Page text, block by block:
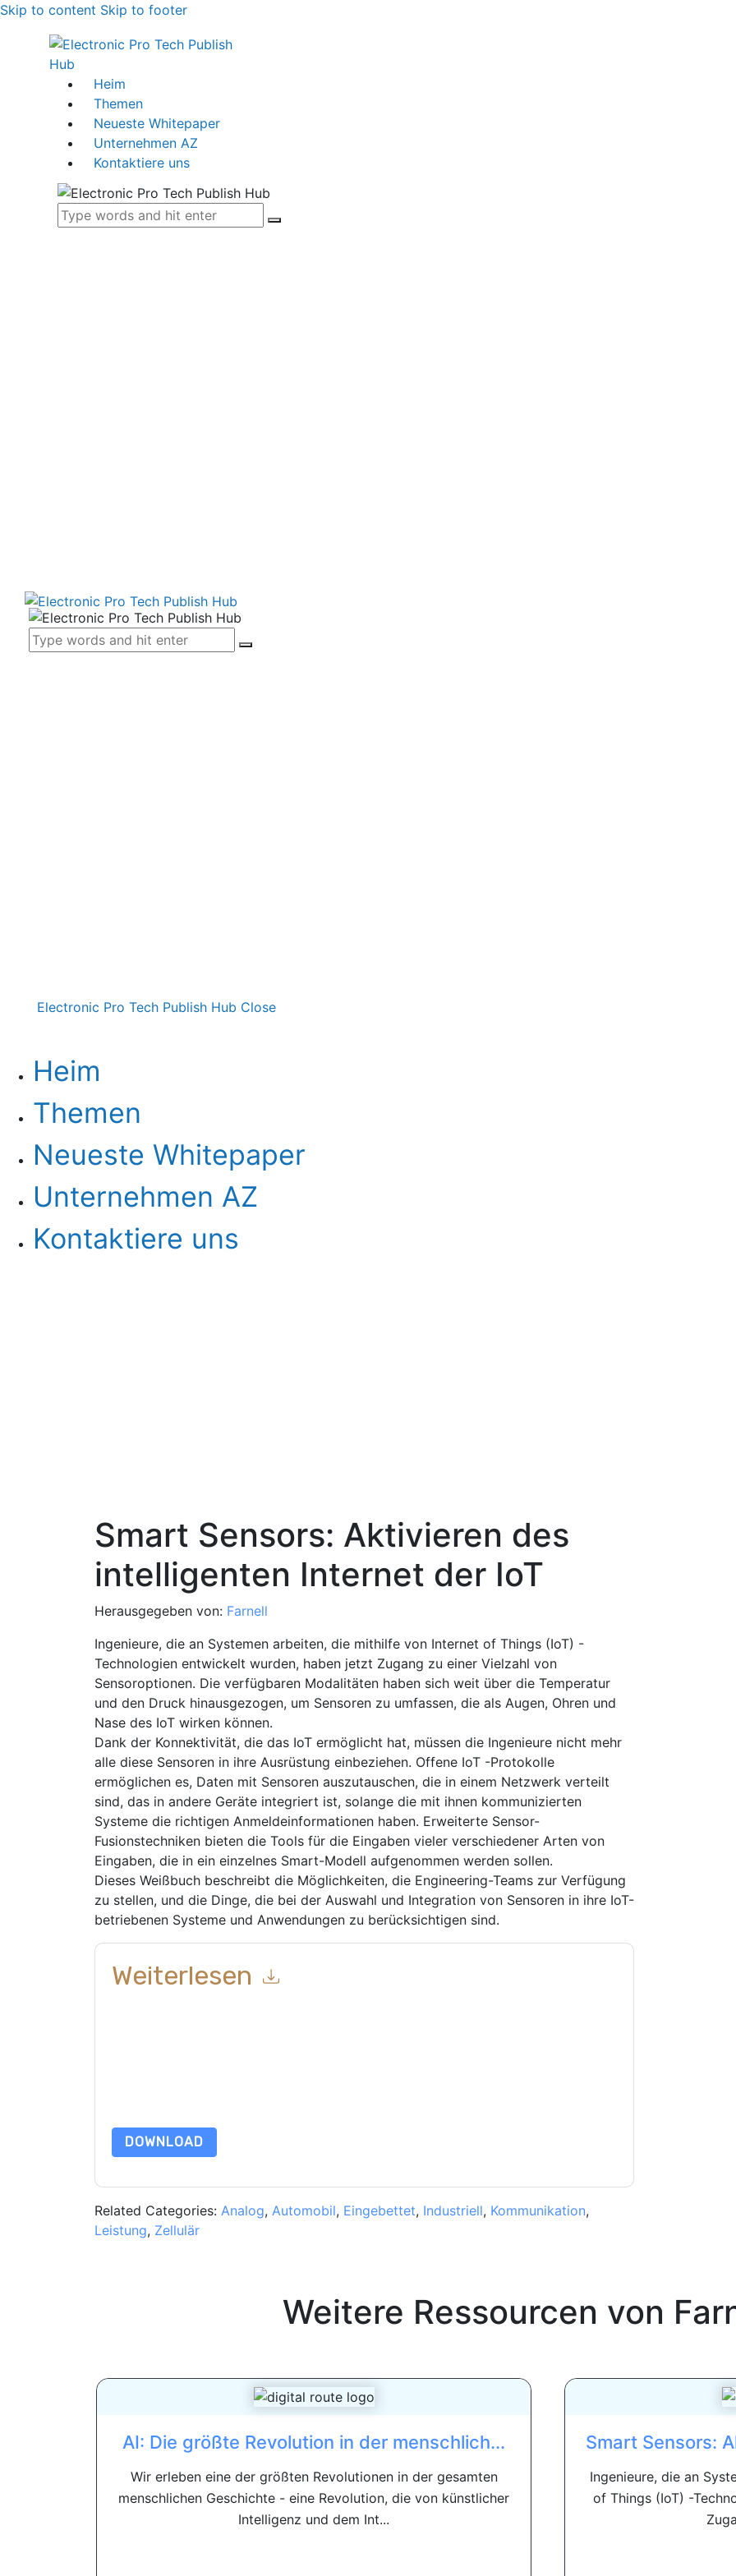
Skip to content Skip to footer
Heim
Themen
Neueste Whitepaper
Unternehmen AZ
Kontaktiere uns
Electronic Pro Tech Publish Hub Close
Heim
Themen
Neueste Whitepaper
Unternehmen AZ
Kontaktiere uns
Smart Sensors: Aktivieren des
intelligenten Internet der IoT
Herausgegeben von: Farnell
Ingenieure, die an Systemen arbeiten, die mithilfe von Internet of Things (IoT) -
Technologien entwickelt wurden, haben jetzt Zugang zu einer Vielzahl von
Sensoroptionen. Die verfügbaren Modalitäten haben sich weit über die Temperatur
und den Druck hinausgezogen, um Sensoren zu umfassen, die als Augen, Ohren und
Nase des IoT wirken können.
Dank der Konnektivität, die das IoT ermöglicht hat, müssen die Ingenieure nicht mehr
alle diese Sensoren in ihre Ausrüstung einbeziehen. Offene IoT -Protokolle
ermöglichen es, Daten mit Sensoren auszutauschen, die in einem Netzwerk verteilt
sind, das in andere Geräte integriert ist, solange die mit ihnen kommunizierten
Systeme die richtigen Anmeldeinformationen haben. Erweiterte Sensor-
Fusionstechniken bieten die Tools für die Eingaben vieler verschiedener Arten von
Eingaben, die in ein einzelnes Smart-Modell aufgenommen werden sollen.
Dieses Weißbuch beschreibt die Möglichkeiten, die Engineering-Teams zur Verfügung
zu stellen, und die Dinge, die bei der Auswahl und Integration von Sensoren in ihre IoT-
betriebenen Systeme und Anwendungen zu berücksichtigen sind.
Weiterlesen
DOWNLOAD
Related Categories: Analog, Automobil, Eingebettet, Industriell, Kommunikation,
Leistung, Zellulär
Weitere Ressourcen von
AI: Die größte Revolution in der menschlich...
Wir erleben eine der größten Revolutionen in der gesamten
menschlichen Geschichte - eine Revolution, die von künstlicher
Intelligenz und dem Int...
Smart Sensors:
Ingenieure, die an
of Things (IoT) -